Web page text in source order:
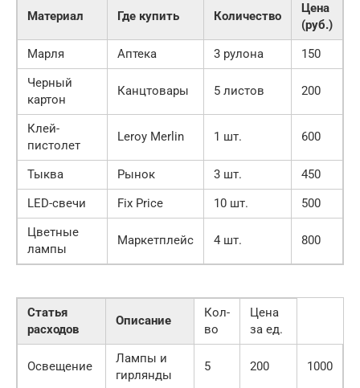
Материал Где купить Количество
Цена
(руб.)
Марля
Аптека 3 рулона
150
Черный
картон
Канцтовары 5 листов 200
Клей-
пистолет
Leroy Merlin 1 шт. 600
Тыква Рынок 3 шт.
450
LED-свечи
Fix Price 10 шт.
500
Цветные
лампы
Маркетплейс 4 шт. 800
Статья
расходов
Описание
Кол-
во
Цена
за ед.
Освещение
Лампы и
гирлянды
5 200 1000